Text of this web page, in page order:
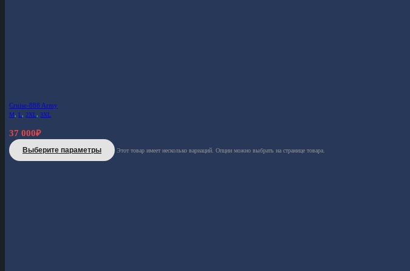
Cruise-888 Army
M,L,2XL,3XL
37 000₽
Выберите параметры Этот товар имеет несколько вариаций. Опции можно выбрать на странице товара.